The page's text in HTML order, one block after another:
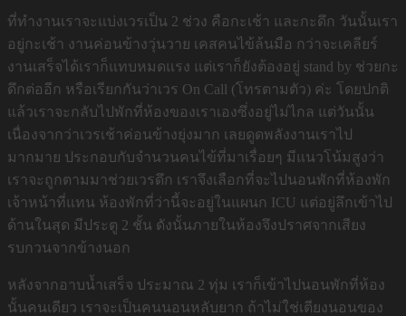
ที่ทำงานเราจะแบ่งเวรเป็น 2 ช่วง คือกะเช้า และกะดึก วันนั้นเรา
อยู่กะเช้า งานค่อนข้างวุ่นวาย เคสคนไข้ล้นมือ กว่าจะเคลียร์
งานเสร็จได้เราก็แทบหมดแรง แต่เราก็ยังต้องอยู่ stand by ช่วยกะ
ดึกต่ออีก หรือเรียกกันว่าเวร On Call (โทรตามตัว) ค่ะ โดยปกติ
แล้วเราจะกลับไปพักที่ห้องของเราเองซึ่งอยู่ไม่ไกล แต่วันนั้น
เนื่องจากว่าเวรเช้าค่อนข้างยุ่งมาก เลยดูดพลังงานเราไป
มากมาย ประกอบกับจำนวนคนไข้ที่มาเรื่อยๆ มีแนวโน้มสูงว่า
เราจะถูกตามมาช่วยเวรดึก เราจึงเลือกที่จะไปนอนพักที่ห้องพัก
เจ้าหน้าที่แทน ห้องพักที่ว่านี้จะอยู่ในแผนก ICU แต่อยู่ลึกเข้าไป
ด้านในสุด มีประตู 2 ชั้น ดังนั้นภายในห้องจึงปราศจากเสียง
รบกวนจากข้างนอก
หลังจากอาบน้ำเสร็จ ประมาณ 2 ทุ่ม เราก็เข้าไปนอนพักที่ห้อง
นั้นคนเดียว เราจะเป็นคนนอนหลับยาก ถ้าไม่ใช่เตียงนอนของ